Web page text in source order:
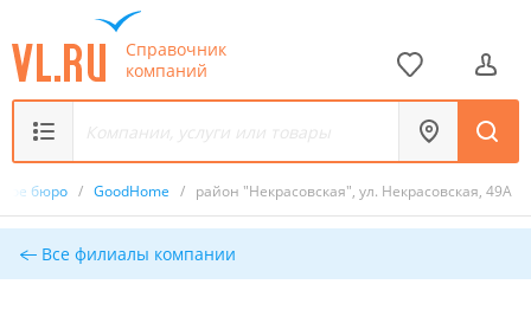
Справочник
компаний
бюро / GoodHome / район "Некрасовская", ул. Некрасовская, 49А
Все филиалы компании